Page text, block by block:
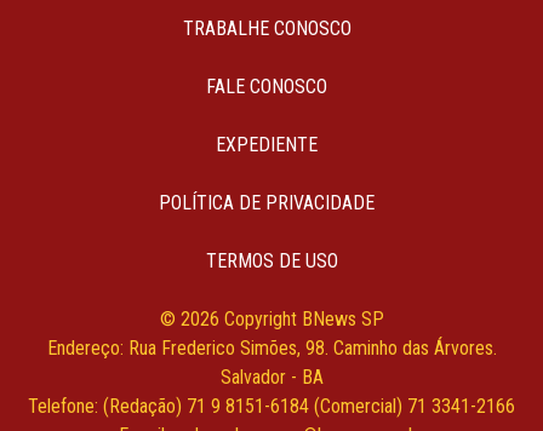
TRABALHE CONOSCO
FALE CONOSCO
EXPEDIENTE
POLÍTICA DE PRIVACIDADE
TERMOS DE USO
© 2026 Copyright BNews SP
Endereço: Rua Frederico Simões, 98. Caminho das Árvores.
Salvador - BA
Telefone: (Redação) 71 9 8151-6184 (Comercial) 71 3341-2166